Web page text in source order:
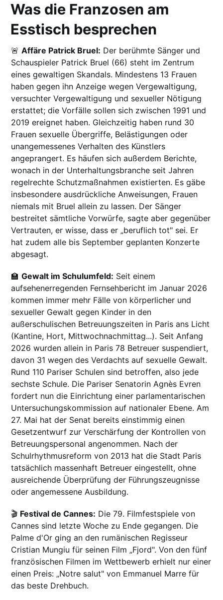
Was die Franzosen am
Esstisch besprechen
🚨Affäre Patrick Bruel: Der berühmte Sänger und
Schauspieler Patrick Bruel (66) steht im Zentrum
eines gewaltigen Skandals. Mindestens 13 Frauen
haben gegen ihn Anzeige wegen Vergewaltigung,
versuchter Vergewaltigung und sexueller Nötigung
erstattet; die Vorfälle sollen sich zwischen 1991 und
2019 ereignet haben. Gleichzeitig haben rund 30
Frauen sexuelle Übergriffe, Belästigungen oder
unangemessenes Verhalten des Künstlers
angeprangert. Es häufen sich außerdem Berichte,
wonach in der Unterhaltungsbranche seit Jahren
regelrechte Schutzmaßnahmen existierten. Es gäbe
insbesondere ausdrückliche Anweisungen, Frauen
niemals mit Bruel allein zu lassen. Der Sänger
bestreitet sämtliche Vorwürfe, sagte aber gegenüber
Vertrauten, er wisse, dass er „beruflich tot" sei. Er
hat zudem alle bis September geplanten Konzerte
abgesagt.
🏫Gewalt im Schulumfeld: Seit einem
aufsehenerregenden Fernsehbericht im Januar 2026
kommen immer mehr Fälle von körperlicher und
sexueller Gewalt gegen Kinder in den
außerschulischen Betreuungszeiten in Paris ans Licht
(Kantine, Hort, Mittwochnachmittag...). Seit Anfang
2026 wurden allein in Paris 78 Betreuer suspendiert,
davon 31 wegen des Verdachts auf sexuelle Gewalt.
Rund 110 Pariser Schulen sind betroffen, also jede
sechste Schule. Die Pariser Senatorin Agnès Evren
fordert nun die Einrichtung einer parlamentarischen
Untersuchungskommission auf nationaler Ebene. Am
27. Mai hat der Senat bereits einstimmig einen
Gesetzentwurf zur Verschärfung der Kontrollen von
Betreuungspersonal angenommen. Nach der
Schulrhythmusreform von 2013 hat die Stadt Paris
tatsächlich massenhaft Betreuer eingestellt, ohne
ausreichende Überprüfung der Führungszeugnisse
oder angemessene Ausbildung.
🎬 Festival de Cannes: Die 79. Filmfestspiele von
Cannes sind letzte Woche zu Ende gegangen. Die
Palme d'Or ging an den rumänischen Regisseur
Cristian Mungiu für seinen Film „Fjord". Von den fünf
französischen Filmen im Wettbewerb erhielt nur einer
einen Preis: „Notre salut" von Emmanuel Marre für
das beste Drehbuch.